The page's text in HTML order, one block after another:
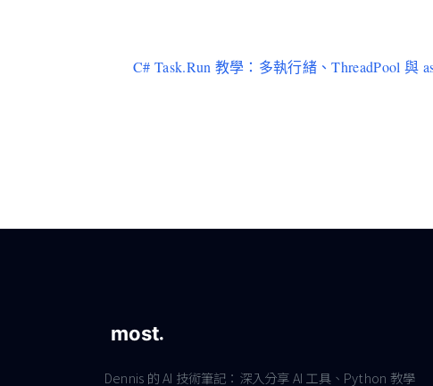
C# Task.Run 教學：多執行緒、ThreadPool 與
Dennis 的 AI 技術筆記：深入分享 AI 工具、Python 教學